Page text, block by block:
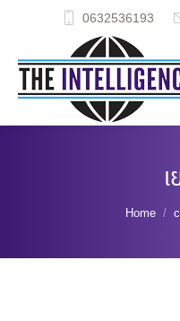
0632536193
You
Home